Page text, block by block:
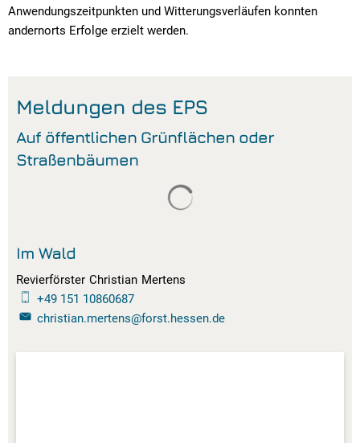
Anwendungszeitpunkten und Witterungsverläufen konnten
andernorts Erfolge erzielt werden.
Meldungen des EPS
Auf öffentlichen Grünflächen oder
Straßenbäumen
Im Wald
Revierförster Christian Mertens
+49 151 10860687
christian.mertens@forst.hessen.de